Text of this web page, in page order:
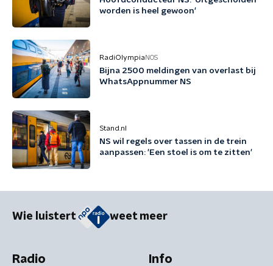
worden is heel gewoon'
RadiOlympia NOS
Bijna 2500 meldingen van overlast bij
WhatsAppnummer NS
Stand.nl
NS wil regels over tassen in de trein
aanpassen: 'Een stoel is om te zitten'
Wie luistert weet meer
Radio Info